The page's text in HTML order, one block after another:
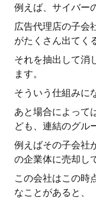
例えば、サイバー
広告代理店の子会
がたくさん出てく
それを抽出して消
ます。
そういう仕組みに
あと場合によって
ども、連結のグル
例えばその子会社
の企業体に売却して
この会社はこの時
なことがあると、